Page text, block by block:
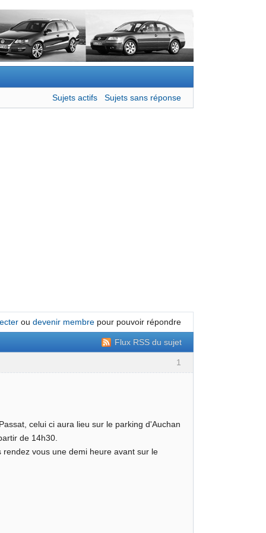
Sujets actifs Sujets sans réponse
ou devenir membrepour pouvoir répondre
Flux RSS du sujet
1
celui ci aura lieu sur le parking d'Auchan
de 14h30.
vous une demi heure avant sur le